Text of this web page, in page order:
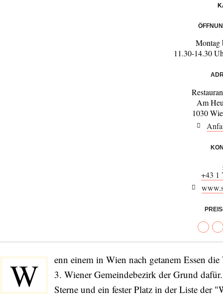
Montag
11.30-14.30
Am
1030
+43 1
W
enn einem in Wien nach getanem Essen
3. Wiener Gemeindebezirk der Grund
Sterne und ein fester Platz in der Liste der